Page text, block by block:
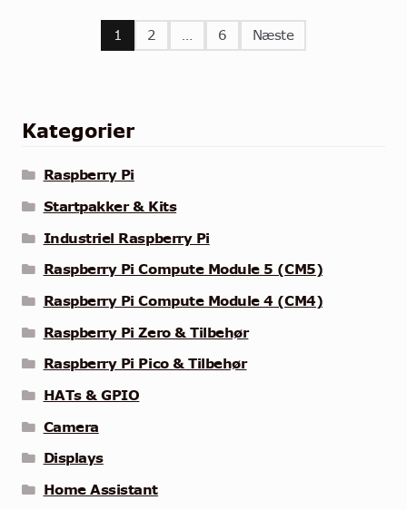
Indlægsinddeling
1 2 … 6 Næste
Kategorier
Raspberry Pi
Startpakker & Kits
Industriel Raspberry Pi
Raspberry Pi Compute Module 5 (CM5)
Raspberry Pi Compute Module 4 (CM4)
Raspberry Pi Zero & Tilbehør
Raspberry Pi Pico & Tilbehør
HATs & GPIO
Camera
Displays
Home Assistant